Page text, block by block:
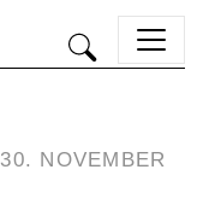
30. NOVEMBER